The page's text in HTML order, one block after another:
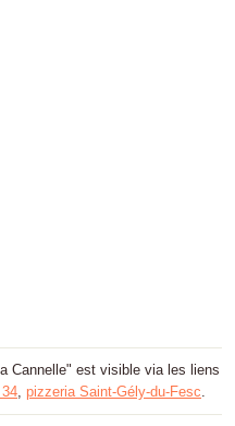
Cannelle" est visible via les liens
pizzeria Saint-Gély-du-Fesc